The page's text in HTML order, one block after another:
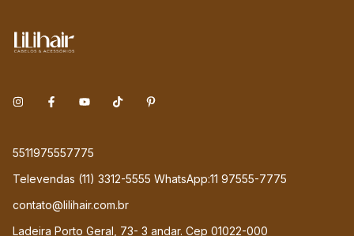
5511975557775
Televendas (11) 3312-5555 WhatsApp:11 97555-7775
contato@lilihair.com.br
Ladeira Porto Geral, 73- 3 andar. Cep 01022-000